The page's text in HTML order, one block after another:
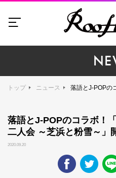
トップ ニュース 落語とJ-POPのコラボ！
落語とJ-POPのコラボ！
二人会 ～芝浜と粉雪～」
2020.09.20